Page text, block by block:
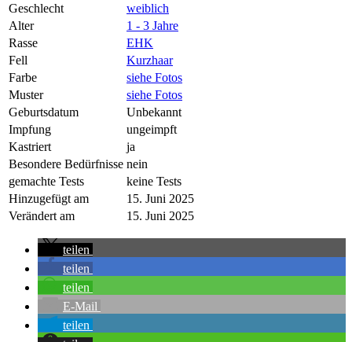
Geschlecht
weiblich
Alter
1 - 3 Jahre
Rasse
EHK
Fell
Kurzhaar
Farbe
siehe Fotos
Muster
siehe Fotos
Geburtsdatum
Unbekannt
Impfung
ungeimpft
Kastriert
ja
Besondere Bedürfnisse nein
gemachte Tests
keine Tests
Hinzugefügt am
15. Juni 2025
Verändert am
15. Juni 2025
teilen
teilen
teilen
E-Mail
teilen